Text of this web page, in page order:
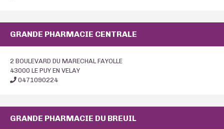
GRANDE PHARMACIE CENTRALE
2 BOULEVARD DU MARECHAL FAYOLLE
43000 LE PUY EN VELAY
0471090224
GRANDE PHARMACIE DU BREUIL